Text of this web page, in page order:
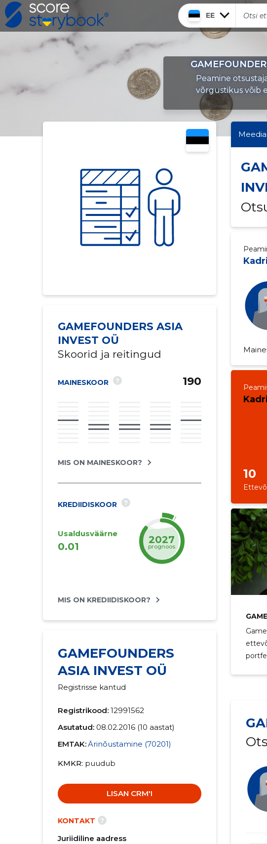
EE
Peamine
võrgustikus võib
GAMEFOUNDERS ASIA
INVEST OÜ
Skoorid ja reitingud
MAINESKOOR ? 190
MIS ON MAINESKOOR?
KREDIIDISKOOR ?
Usaldusväärne
0.01
2027
prognoos
MIS ON KREDIIDISKOOR?
GAMEFOUNDERS
ASIA INVEST OÜ
Registrisse kantud
Registrikood: 12991562
Asutatud: 08.02.2016 (10 aastat)
EMTAK:Ärinõustamine (70201)
KMKR puudub
LISAN CRM'I
KONTAKT ?
Juriidiline aadress
Meedia
10